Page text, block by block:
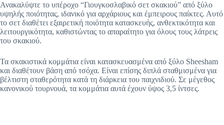
Ανακαλύψτε το υπέροχο “Γιουγκοσλαβικό σετ σκακιού” από ξύλο
υψηλής ποιότητας, ιδανικό για αρχάριους και έμπειρους παίκτες. Αυτό
το σετ διαθέτει εξαιρετική ποιότητα κατασκευής, ανθεκτικότητα και
λειτουργικότητα, καθιστώντας το απαραίτητο για όλους τους λάτρεις
του σκακιού.
Τα σκακιστικά κομμάτια είναι κατασκευασμένα από ξύλο Sheesham
και διαθέτουν βάση από τσόχα. Είναι επίσης διπλά σταθμισμένα για
βέλτιστη σταθερότητα κατά τη διάρκεια του παιχνιδιού. Σε μέγεθος
κανονικού τουρνουά, τα κομμάτια αυτά έχουν ύψος 3,5 ίντσες.